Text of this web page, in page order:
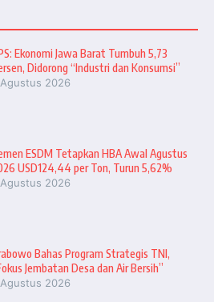
Ekonomi Jawa Barat Tumbuh 5,73
Didorong “Industri dan Konsumsi”
2026
ESDM Tetapkan HBA Awal Agustus
USD124,44 per Ton, Turun 5,62%
2026
Bahas Program Strategis TNI,
Jembatan Desa dan Air Bersih”
2026